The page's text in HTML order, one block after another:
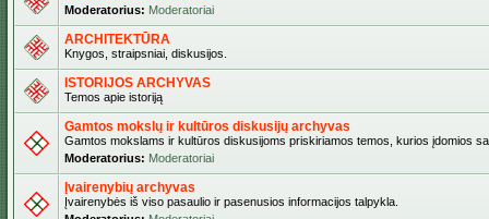
Moderatorius: Moderatoriai
ARCHITEKTŪRA
Knygos, straipsniai, diskusijos.
ISTORIJOS ARCHYVAS
Temos apie istoriją
Gamtos mokslų ir kultūros diskusijų archyvas
Gamtos mokslams ir kultūros diskusijoms priskiriamos temos, kurios įdomios
Moderatorius: Moderatoriai
Įvairenybių archyvas
Įvairenybės iš viso pasaulio ir pasenusios informacijos talpykla.